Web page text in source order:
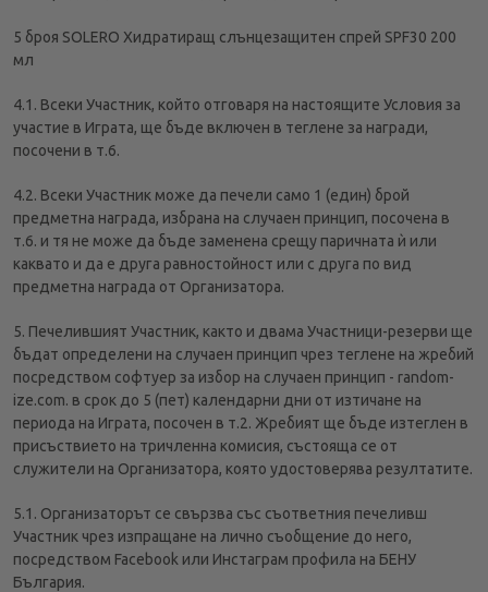
5 броя SOLERO Хидратиращ слънцезащитен спрей SPF30 200
мл
4.1. Всеки Участник, който отговаря на настоящите Условия за
участие в Играта, ще бъде включен в теглене за награди,
посочени в т.6.
4.2. Всеки Участник може да печели само 1 (един) брой
предметна награда, избрана на случаен принцип, посочена в
т.6. и тя не може да бъде заменена срещу паричната ѝ или
каквато и да е друга равностойност или с друга по вид
предметна награда от Организатора.
5. Печелившият Участник, както и двама Участници-резерви ще
бъдат определени на случаен принцип чрез теглене на жребий
посредством софтуер за избор на случаен принцип - random-
ize.com. в срок до 5 (пет) календарни дни от изтичане на
периода на Играта, посочен в т.2. Жребият ще бъде изтеглен в
присъствието на тричленна комисия, състояща се от
служители на Организатора, която удостоверява резултатите.
5.1. Организаторът се свързва със съответния печеливш
Участник чрез изпращане на лично съобщение до него,
посредством Facebook или Инстаграм профила на БЕНУ
България.